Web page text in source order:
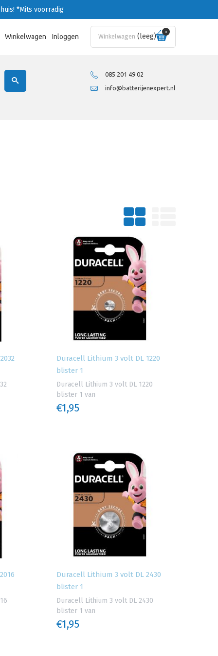
*Mits voorradig
Winkelwagen
0
(leeg)
Winkelwagen Inloggen
085 201 49 02
info@batterijenexpert.nl
Duracell Lithium 3 volt DL 1220
blister 1
Duracell Lithium 3 volt DL 1220
blister 1 van
€1,95
Duracell Lithium 3 volt DL 2430
blister 1
Duracell Lithium 3 volt DL 2430
blister 1 van
€1,95